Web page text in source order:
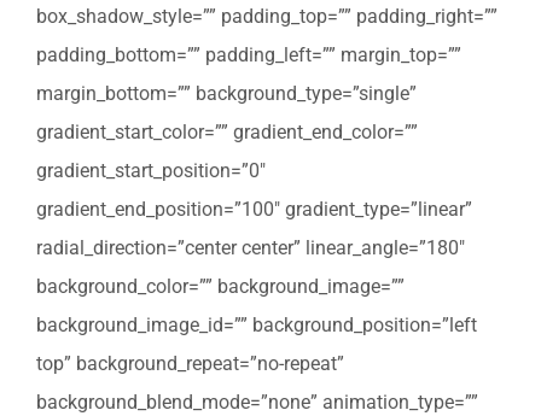
box_shadow_style=”” padding_top=”” padding_right=””
padding_bottom=”” padding_left=”” margin_top=””
margin_bottom=”” background_type=”single”
gradient_start_color=”” gradient_end_color=””
gradient_start_position=”0″
gradient_end_position=”100″ gradient_type=”linear”
radial_direction=”center center” linear_angle=”180″
background_color=”” background_image=””
background_image_id=”” background_position=”left
top” background_repeat=”no-repeat”
background_blend_mode=”none” animation_type=””